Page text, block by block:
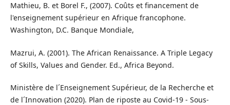
Mathieu, B. et Borel F., (2007). Coûts et financement de
l'enseignement supérieur en Afrique francophone.
Washington, D.C. Banque Mondiale,
Mazrui, A. (2001). The African Renaissance. A Triple Legacy
of Skills, Values and Gender. Ed., Africa Beyond.
Ministère de l´Enseignement Supérieur, de la Recherche et
de l´Innovation (2020). Plan de riposte au Covid-19 - Sous-